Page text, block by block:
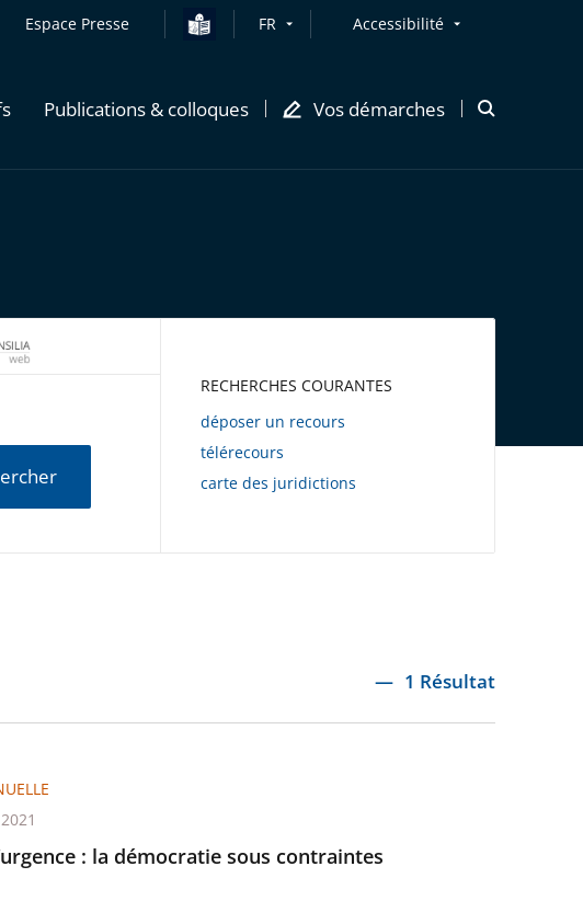
Espace Presse FR Accessibilité
Publications & colloques Vos démarches
Ouvrir
RECHERCHES COURANTES
déposer un recours
télérecours
carte des juridictions
1 Résultat
: la démocratie sous contraintes